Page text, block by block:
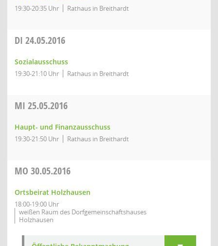
19:30-20:35 Uhr Rathaus in Breithardt
DI 24.05.2016
Sozialausschuss
19:30-21:10 Uhr Rathaus in Breithardt
MI 25.05.2016
Haupt- und Finanzausschuss
19:30-21:50 Uhr Rathaus in Breithardt
MO 30.05.2016
Ortsbeirat Holzhausen
18:00-19:00 Uhr
weißen Raum des Dorfgemeinschaftshauses
Holzhausen